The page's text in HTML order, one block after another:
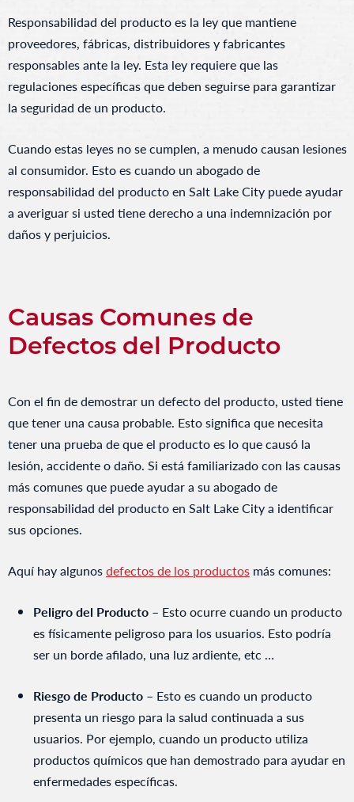
Responsabilidad del producto es la ley que mantiene
proveedores, fábricas, distribuidores y fabricantes
responsables ante la ley. Esta ley requiere que las
regulaciones específicas que deben seguirse para garantizar
la seguridad de un producto.
Cuando estas leyes no se cumplen, a menudo causan lesiones
al consumidor. Esto es cuando un abogado de
responsabilidad del producto en Salt Lake City puede ayudar
a averiguar si usted tiene derecho a una indemnización por
daños y perjuicios.
Causas Comunes de
Defectos del Producto
Con el fin de demostrar un defecto del producto, usted tiene
que tener una causa probable. Esto significa que necesita
tener una prueba de que el producto es lo que causó la
lesión, accidente o daño. Si está familiarizado con las causas
más comunes que puede ayudar a su abogado de
responsabilidad del producto en Salt Lake City a identificar
sus opciones.
Aquí hay algunosdefectos de los productos más comunes:
Peligro del Producto – Esto ocurre cuando un producto
es físicamente peligroso para los usuarios. Esto podría
ser un borde afilado, una luz ardiente, etc …
Riesgo de Producto – Esto es cuando un producto
presenta un riesgo para la salud continuada a sus
usuarios. Por ejemplo, cuando un producto utiliza
productos químicos que han demostrado para ayudar en
enfermedades específicas.